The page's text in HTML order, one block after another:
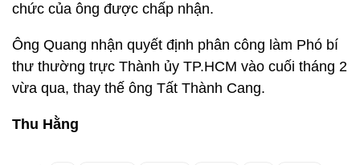
chức của ông được chấp nhận.
Ông Quang nhận quyết định phân công làm Phó bí
thư thường trực Thành ủy TP.HCM vào cuối tháng 2
vừa qua, thay thế ông Tất Thành Cang.
Thu Hằng